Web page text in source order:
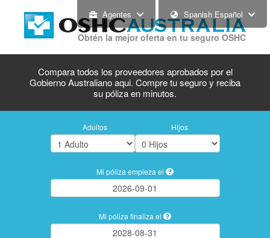
Agentes Spanish Español
Obtén la mejor oferta en tu seguro OSHC
Compara todos los proveedores aprobados por el
Gobierno Australiano aqui. Compre tu seguro y reciba
su póliza en minutos.
Adultos Hijos
Mi póliza empieza el
Mi póliza finaliza el